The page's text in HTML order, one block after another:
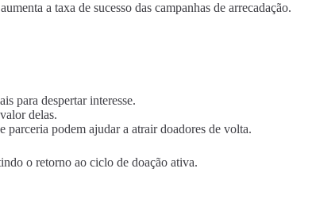
a taxa de sucesso das campanhas de arrecadação.
para despertar interesse.
delas.
parceria podem ajudar a atrair doadores de volta.
o retorno ao ciclo de doação ativa.